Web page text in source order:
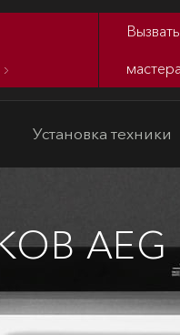
Вызвать
мастера
Установка техники